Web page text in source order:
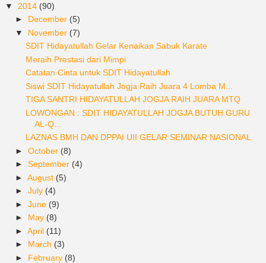
▼ 2014 (90)
► December (5)
▼ November (7)
SDIT Hidayatullah Gelar Kenaikan Sabuk Karate
Meraih Prestasi dari Mimpi
Catatan Cinta untuk SDIT Hidayatullah
Siswi SDIT Hidayatullah Jogja Raih Juara 4 Lomba M...
TIGA SANTRI HIDAYATULLAH JOGJA RAIH JUARA MTQ
LOWONGAN : SDIT HIDAYATULLAH JOGJA BUTUH GURU
AL-Q...
LAZNAS BMH DAN DPPAI UII GELAR SEMINAR NASIONAL
► October (8)
► September (4)
► August (5)
► July (4)
► June (9)
► May (8)
► April (11)
► March (3)
► February (8)